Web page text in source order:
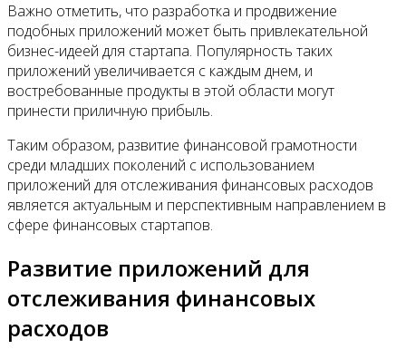
Важно отметить, что разработка и продвижение
подобных приложений может быть привлекательной
бизнес-идеей для стартапа. Популярность таких
приложений увеличивается с каждым днем, и
востребованные продукты в этой области могут
принести приличную прибыль.
Таким образом, развитие финансовой грамотности
среди младших поколений с использованием
приложений для отслеживания финансовых расходов
является актуальным и перспективным направлением в
сфере финансовых стартапов.
Развитие приложений для
отслеживания финансовых
расходов